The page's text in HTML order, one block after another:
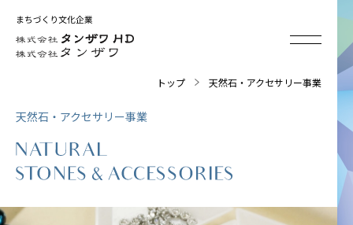
トップ 天然石・アクセサリー事業
天然石・アクセサリー事業